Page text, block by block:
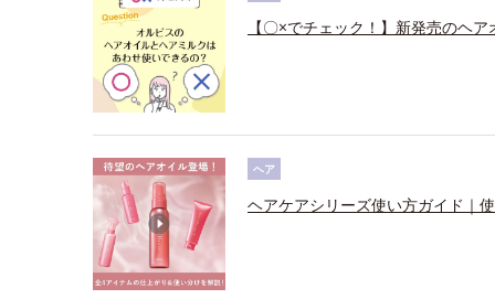
【〇×でチェック！】新発売のヘ
ヘア
ヘアケアシリーズ使い方ガイド｜